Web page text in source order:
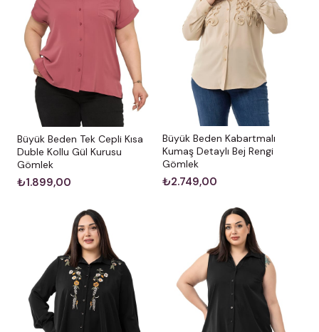
Büyük Beden Tek Cepli Kısa
Duble Kollu Gül Kurusu
Gömlek
₺1.899,00
Büyük Beden Kabartmalı
Kumaş Detaylı Bej Rengi
Gömlek
₺2.749,00